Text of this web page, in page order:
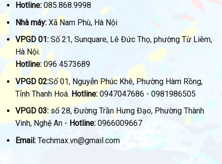
Hotline:085.868.9998
Nhà máy:Xã Nam Phù, Hà Nội
VPGD 01:Số 21, Sunquare, Lê Đức Thọ, phường Từ Liêm,
Hà Nội.
Hotline:096 4573689
VPGD 02:Số 01, Nguyễn Phúc Khê, Phường Hàm Rồng,
Tỉnh Thanh Hoá.Hotline:0947047686 - 0981986505
VPGD 03:số 28, Đường Trần Hưng Đạo, Phường Thành
Vinh, Nghệ An - Hotline:0966009667
Email:Techmax.vn@gmail.com